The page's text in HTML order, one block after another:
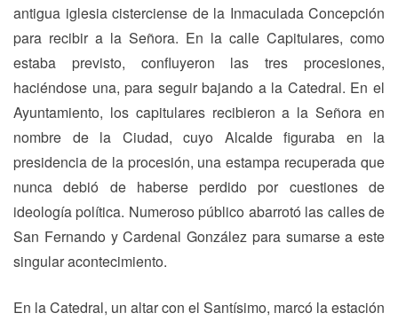
antigua iglesia cisterciense de la Inmaculada Concepción
para recibir a la Señora. En la calle Capitulares, como
estaba previsto, confluyeron las tres procesiones,
haciéndose una, para seguir bajando a la Catedral. En el
Ayuntamiento, los capitulares recibieron a la Señora en
nombre de la Ciudad, cuyo Alcalde figuraba en la
presidencia de la procesión, una estampa recuperada que
nunca debió de haberse perdido por cuestiones de
ideología política. Numeroso público abarrotó las calles de
San Fernando y Cardenal González para sumarse a este
singular acontecimiento.
En la Catedral, un altar con el Santísimo, marcó la estación